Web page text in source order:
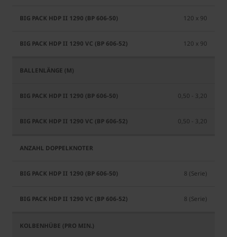
HDP
1290
606-
HDP
1290
(BP
52)
120 x 90
120 x 90
0,50 - 3,20
0,50 - 3,20
8 (Serie)
8 (Serie)